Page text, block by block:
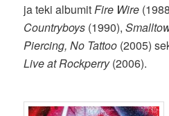
ja teki albumitFire Wire
Countryboys (1990),
Piercing, No Tattoo (2005)
Live at Rockperry(2006).